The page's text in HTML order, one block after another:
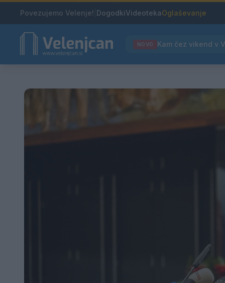
Povezujemo Velenje! DogodkiVideotekaOglaševanje
NOVO